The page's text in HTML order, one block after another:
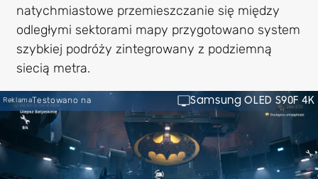
natychmiastowe przemieszczanie się między
odległymi sektorami mapy przygotowano system
szybkiej podróży zintegrowany z podziemną
siecią metra.
Testowano na Samsung OLED S90F 4K
Reklama